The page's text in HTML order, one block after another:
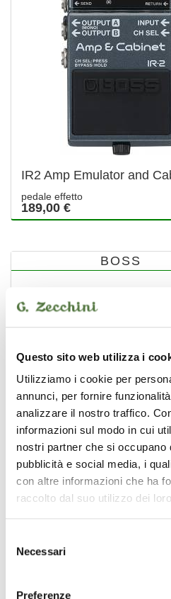
Questo sito web utilizza i
Utilizziamo i cookie per
annunci, per fornire
analizzare il nostro traffico.
informazioni sul modo in cui
nostri partner che si occupano
pubblicità e social media, i
con altre informazioni che ha
raccolto dal suo utilizzo dei
delNecessari
Preferenze
IR2 Amp Emulator and
pedale effetto
189,00 €
BOSS